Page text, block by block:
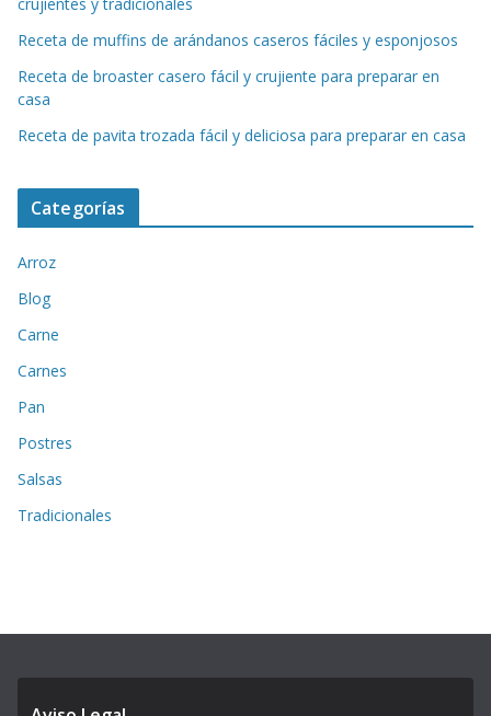
Receta de muffins de arándanos caseros fáciles y esponjosos
Receta de broaster casero fácil y crujiente para preparar en
casa
Receta de pavita trozada fácil y deliciosa para preparar en casa
Categorías
Arroz
Blog
Carne
Carnes
Pan
Postres
Salsas
Tradicionales